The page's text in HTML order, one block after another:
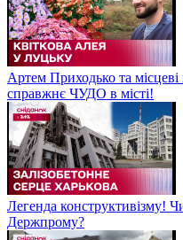
Артем Приходько та
справжнє ЧУДО в місті!
Легенда конструктивізму!
Держпрому?